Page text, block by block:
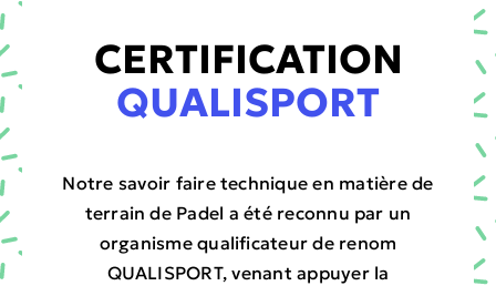
CERTIFICATION
QUALISPORT
Notre savoir faire technique en matière de
terrain de Padel a été reconnu par un
organisme qualificateur de renom
QUALISPORT, venant appuyer la